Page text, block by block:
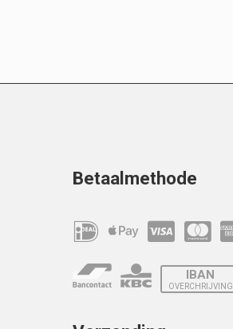
Betaalmethode
IBAN
OVERCHRIJVING